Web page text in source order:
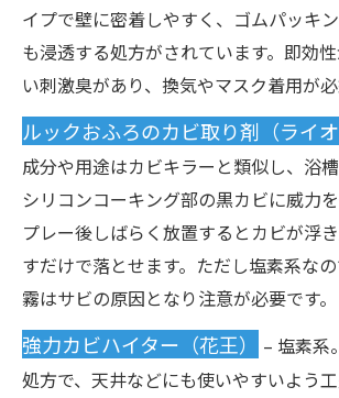
イプで壁に密着しやすく、ゴムパッキ
も浸透する処方がされています。即効
い刺激臭があり、換気やマスク着用が必
ルックおふろのカビ取り剤（ライオ
成分や用途はカビキラーと類似し、浴槽
シリコンコーキング部の黒カビに威力
プレー後しばらく放置するとカビが浮
すだけで落とせます。ただし塩素系な
霧はサビの原因となり注意が必要です。
強力カビハイター（花王）
– 塩素系
処方で、天井などにも使いやすいよう